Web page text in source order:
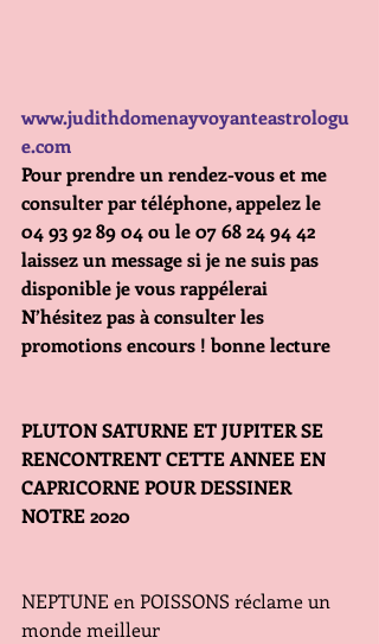
www.judithdomenayvoyanteastrologu
e.com
Pour prendre un rendez-vous et me
consulter par téléphone, appelez le
04 93 92 89 04 ou le 07 68 24 94 42
laissez un message si je ne suis pas
disponible je vous rappélerai
N’hésitez pas à consulter les
promotions encours ! bonne lecture
PLUTON SATURNE ET JUPITER SE
RENCONTRENT CETTE ANNEE EN
CAPRICORNE POUR DESSINER
NOTRE 2020
NEPTUNE en POISSONS réclame un
monde meilleur